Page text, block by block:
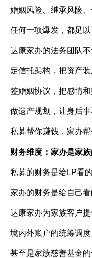
婚姻风险、继承风险
任何一项爆发，都足
达康家办的法务团队
定信托架构，把资产装
签婚姻协议，把感情和
做遗产规划，让身后事
私募帮你赚钱，家办
财务维度：家办是家
私募的财务是给LP看
家办的财务是给自己
达康家办为家族客户
境内外账户的统筹调
甚至是家族慈善基金的